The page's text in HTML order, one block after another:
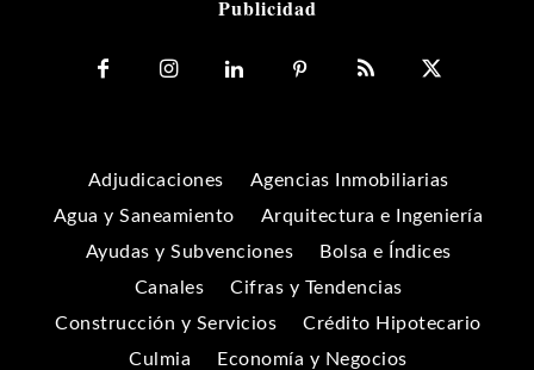
Publicidad
Adjudicaciones
Agencias Inmobiliarias
Agua y Saneamiento
Arquitectura e Ingeniería
Ayudas y Subvenciones
Bolsa e Índices
Canales
Cifras y Tendencias
Construcción y Servicios
Crédito Hipotecario
Culmia
Economía y Negocios